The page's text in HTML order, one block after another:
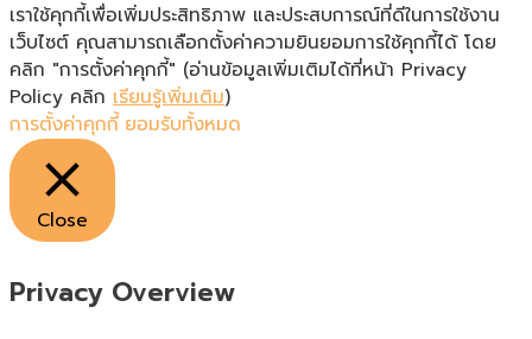
เราใช้คุกกี้เพื่อเพิ่มประสิทธิภาพ และประสบการณ์ที่ดีในการใช้งาน
เว็บไซต์ คุณสามารถเลือกตั้งค่าความยินยอมการใช้คุกกี้ได้ โดย
คลิก "การตั้งค่าคุกกี้" (อ่านข้อมูลเพิ่มเติมได้ที่หน้า Privacy
Policy คลิก เรียนรู้เพิ่มเติม)
การตั้งค่าคุกกี้ ยอมรับทั้งหมด
Close
Privacy Overview